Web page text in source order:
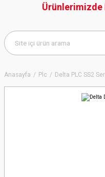
Anasayfa Plc Delta PLC SS2
Ürünlerimizde